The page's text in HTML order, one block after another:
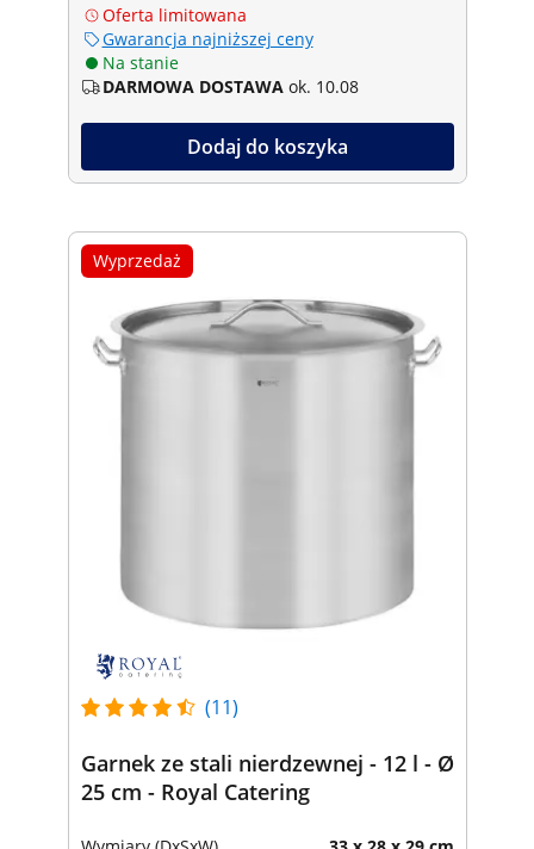
Oferta limitowana
Gwarancja najniższej ceny
Na stanie
DARMOWA DOSTAWA ok. 10.08
Dodaj do koszyka
Wyprzedaż
(11)
Garnek ze stali nierdzewnej - 12 l - Ø
25 cm - Royal Catering